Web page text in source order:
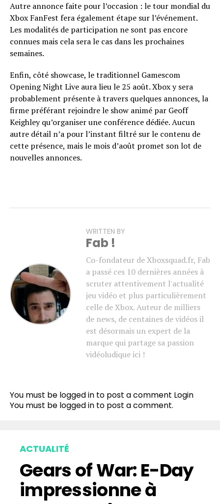
Autre annonce faite pour l’occasion : le tour mondial du
Xbox FanFest fera également étape sur l’événement.
Les modalités de participation ne sont pas encore
connues mais cela sera le cas dans les prochaines
semaines.
Enfin, côté showcase, le traditionnel Gamescom
Opening Night Live aura lieu le 25 août. Xbox y sera
probablement présente à travers quelques annonces, la
firme préférant rejoindre le show animé par Geoff
Keighley qu’organiser une conférence dédiée. Aucun
autre détail n’a pour l’instant filtré sur le contenu de
cette présence, mais le mois d’août promet son lot de
nouvelles annonces.
WRITTEN BY
Fab !
Co-fondateur de Xboxsquad.fr, Fab
a passé ces 10 dernières années à
scruter attentivement l'actualité
jeu vidéo et plus particulièrement
celle de Xbox. Auteur de milliers
de news, de centaines de vidéos il
est désormais un expert de la
marque qui partage sa passion
vidéoludique ici !
You must be logged in to post a comment Login
You must be logged in to post a comment.
ACTUALITÉ
Gears of War: E-Day
impressionne à